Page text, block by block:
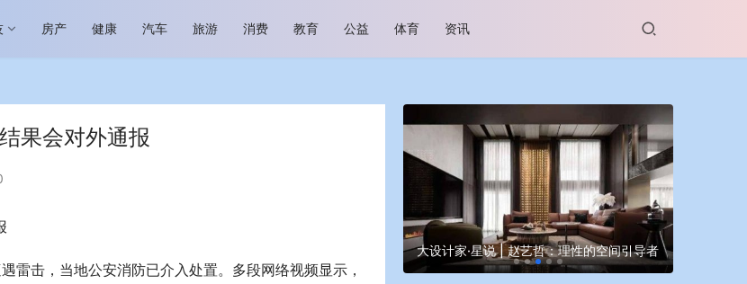
房产 健康 汽车 旅游 消费 教育 公益 体育 资讯
果会对外通报
雷击，当地公安消防已介入处置。多段网络视频显示，
大设计家·星说 | 赵艺哲：理性的空间引导者 蒙牛亮相大国好货展 “牛气家底”